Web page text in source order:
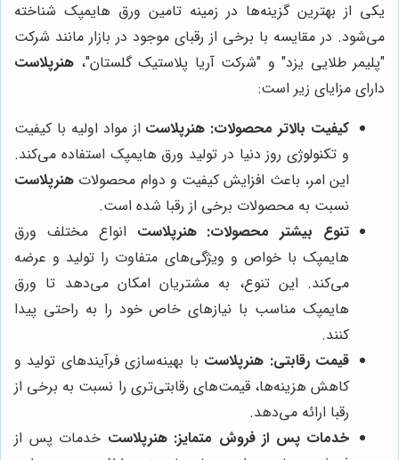
یکی از بهترین گزینه‌ها در زمینه تامین ورق هایمپک شناخته
می‌شود. در مقایسه با برخی از رقبای موجود در بازار مانند شرکت
"پلیمر طلایی یزد" و "شرکت آریا پلاستیک گلستان"، هنرپلاست
دارای مزایای زیر است:
کیفیت بالاتر محصولات: هنرپلاست از مواد اولیه با کیفیت
و تکنولوژی روز دنیا در تولید ورق هایمپک استفاده می‌کند.
این امر، باعث افزایش کیفیت و دوام محصولات هنرپلاست
نسبت به محصولات برخی از رقبا شده است.
تنوع بیشتر محصولات: هنرپلاست انواع مختلف ورق
هایمپک با خواص و ویژگی‌های متفاوت را تولید و عرضه
می‌کند. این تنوع، به مشتریان امکان می‌دهد تا ورق
هایمپک مناسب با نیازهای خاص خود را به راحتی پیدا
کنند.
قیمت رقابتی: هنرپلاست با بهینه‌سازی فرآیندهای تولید و
کاهش هزینه‌ها، قیمت‌های رقابتی‌تری را نسبت به برخی از
رقبا ارائه می‌دهد.
خدمات پس از فروش متمایز: هنرپلاست خدمات پس از